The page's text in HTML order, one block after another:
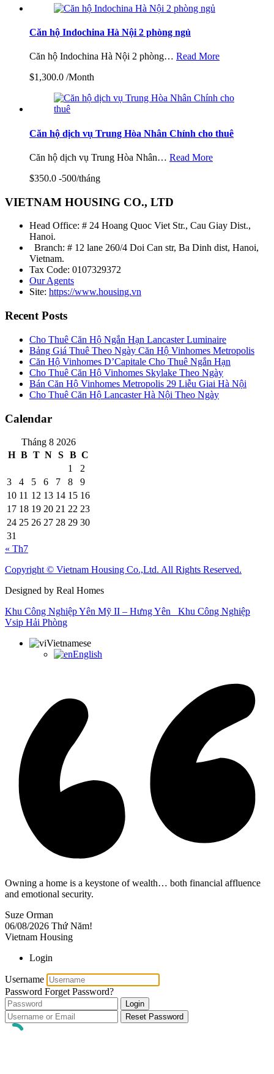
Căn hộ Indochina Hà Nội 2 phòng ngủ
Căn hộ Indochina Hà Nội 2 phòng… Read More
$1,300.0 /Month
Căn hộ dịch vụ Trung Hòa Nhân Chính cho thuê
Căn hộ dịch vụ Trung Hòa Nhân… Read More
$350.0 -500/tháng
VIETNAM HOUSING CO., LTD
Head Office: # 24 Hoang Quoc Viet Str., Cau Giay Dist.,
Hanoi.
Branch: # 12 lane 260/4 Doi Can str, Ba Dinh dist, Hanoi,
Vietnam.
Tax Code: 0107329372
Our Agents
Site: https://www.housing.vn
Recent Posts
Cho Thuê Căn Hộ Ngắn Hạn Lancaster Luminaire
Bảng Giá Thuê Theo Ngày Căn Hộ Vinhomes Metropolis
Căn Hộ Vinhomes D’Capitale Cho Thuê Ngắn Hạn
Cho Thuê Căn Hộ Vinhomes Skylake Theo Ngày
Bán Căn Hộ Vinhomes Metropolis 29 Liễu Giai Hà Nội
Cho Thuê Căn Hộ Lancaster Hà Nội Theo Ngày
Calendar
Tháng 8 2026
H B T N S B C
1
2
3
4 5 6 7 8
9
10 11 12 13 14 15 16
17 18 19 20 21 22 23
24 25 26 27 28 29 30
31
« Th7
Copyright © Vietnam Housing Co.,Ltd. All Rights Reserved.
Designed by Real Homes
Khu Công Nghiệp Yên Mỹ II – Hưng Yên
Khu Công Nghiệp
Vsip Hải Phòng
Vietnamese
English
Owning a home is a keystone of wealth… both financial affluence
and emotional security.
Suze Orman
06/08/2026 Thứ Năm!
Vietnam Housing
Login
Username
Password Forget Password?
Login
Reset Password